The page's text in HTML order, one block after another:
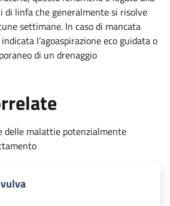
di linfa che generalmente si risolve
settimane. In caso di mancata
l’agoaspirazione eco guidata o
di un drenaggio
delle malattie potenzialmente